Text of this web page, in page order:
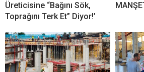
Üreticisine “Bağını Sök,
Toprağını Terk Et” Diyor!’